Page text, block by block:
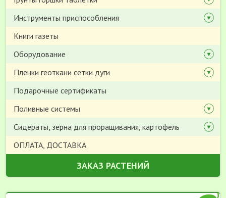
Инструменты приспособления
Книги газеты
Оборудование
Пленки геоткани сетки дуги
Подарочные сертификаты
Поливные системы
Сидераты, зерна для проращивания, картофель
ОПЛАТА, ДОСТАВКА
ЗАКАЗ РАСТЕНИЙ